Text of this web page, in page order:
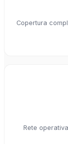
Copertura
Rete